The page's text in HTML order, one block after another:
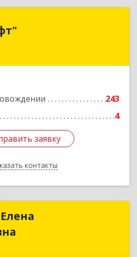
243
4
заявку
контакты
Респ, Мелеуз г, Ленина
заявку
Назад
ИП Кудрина Елена